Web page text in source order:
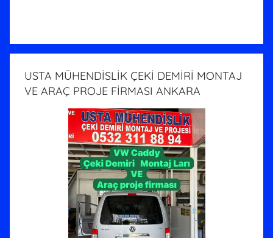
USTA MÜHENDİSLİK ÇEKİ DEMİRİ MONTAJ
VE ARAÇ PROJE FİRMASI ANKARA